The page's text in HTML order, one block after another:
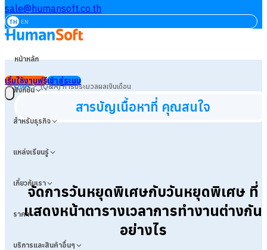
sale@humansoft.co.th
TH EN
หน้าหลัก
ฟังก์ชัน
สำหรับธุรกิจ
แหล่งเรียนรู้
เกี่ยวกับเรา
ราคา
บริการและสินค้าอื่นๆ
เริ่มใช้งานฟรีเข้าสู่ระบบ
Q&A>(Q&A) การประมวลผลเงินเดือน
สารบัญเนื้อหาที่ คุณสนใจ
จัดการวันหยุดพิเศษกับวันหยุดพิเศษ ที่
แสดงหน้าตารางเวลาการทำงานต่างกัน
อย่างไร